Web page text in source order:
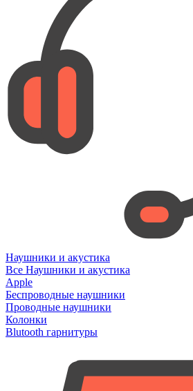
Наушники и акустика
Все Наушники и акустика
Apple
Беспроводные наушники
Проводные наушники
Колонки
Blutooth гарнитуры